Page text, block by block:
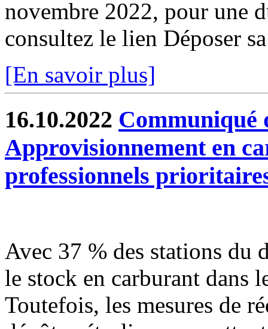
novembre 2022, pour une
consultez le lien Déposer
[En savoir plus]
16.10.2022 Communiqué
Approvisionnement en
professionnels
Avec 37 % des stations du
le stock en carburant dans
Toutefois, les mesures de